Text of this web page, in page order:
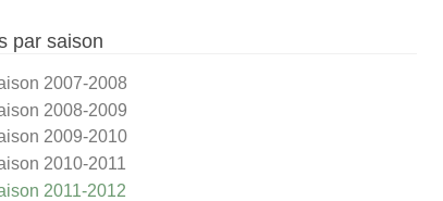
par saison
2007-2008
2008-2009
2009-2010
2010-2011
2011-2012